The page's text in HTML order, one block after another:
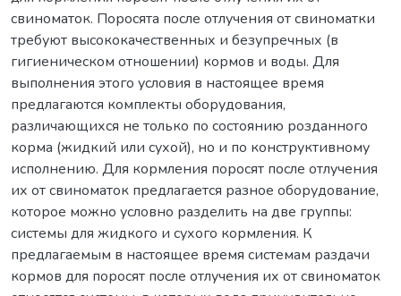
свиноматок. Поросята после отлучения от свиноматки
требуют высококачественных и безупречных (в
гигиеническом отношении) кормов и воды. Для
выполнения этого условия в настоящее время
предлагаются комплекты оборудования,
различающихся не только по состоянию розданного
корма (жидкий или сухой), но и по конструктивному
исполнению. Для кормления поросят после отлучения
их от свиноматок предлагается разное оборудование,
которое можно условно разделить на две группы:
системы для жидкого и сухого кормления. К
предлагаемым в настоящее время системам раздачи
кормов для поросят после отлучения их от свиноматок